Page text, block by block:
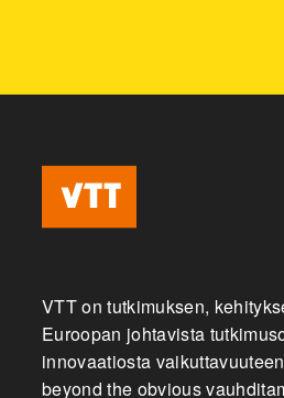
VTT on tutkimuksen,
Euroopan johtavista
innovaatiosta
beyond the obvious